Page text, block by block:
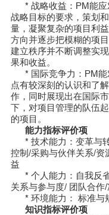
* 战略收益：PM能应
战略目标的要求，策划
量，凝聚复杂的项目利
方向并逐步把模糊的项
建立秩序并不断调整实
果和收益。
* 国际竞争力：PM能
点有较深刻的认识和了
作，同时展现出在国际
下，对项目管理的队伍
的项目。
能力指标评价项
* 技术能力：变革与
控制/采购与伙伴关系/资
益
* 个人能力：自我反
关系与参与度/ 团队合作
* 环境能力： 标准与
知识指标评价项